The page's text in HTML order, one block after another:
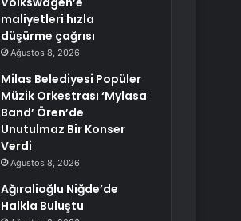
maliyetleri hızla
düşürme çağrısı
Ağustos 8, 2026
Milas Belediyesi Popüler
Müzik Orkestrası ‘Mylasa
Band’ Ören’de
Unutulmaz Bir Konser
Verdi
Ağustos 8, 2026
Ağıralioğlu Niğde’de
Halkla Buluştu